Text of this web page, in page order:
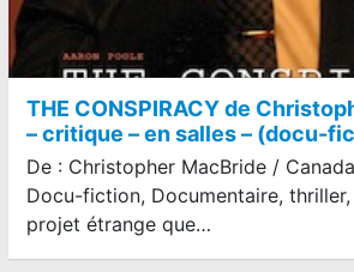
THE CONSPIRACY de
– critique – en salles – (docu-
De : Christopher MacBride /
Docu-fiction, Documentaire,
projet étrange que…